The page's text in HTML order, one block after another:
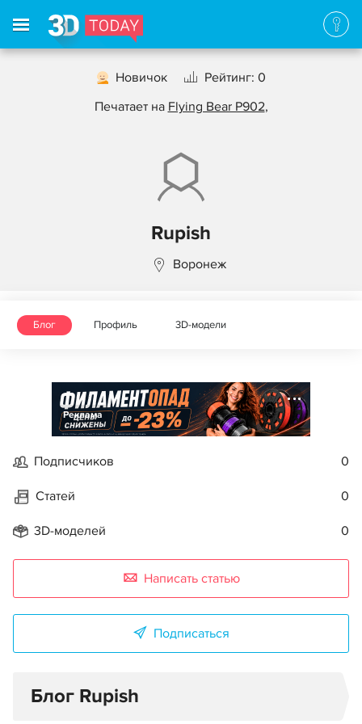
Новичок
Рейтинг: 0
Печатает на Flying Bear P902,
Rupish
Воронеж
Блог Профиль 3D-модели
Реклама
Подписчиков 0
Статей 0
3D-моделей 0
Написать статью
Подписаться
Блог Rupish